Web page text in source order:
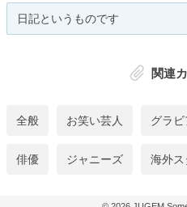
日記というものです
関連
全般 お笑い芸人 グラ
俳優 ジャニーズ 海外ス